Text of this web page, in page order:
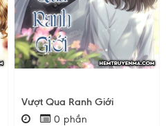
Vượt Qua Ranh Giới
0 phần